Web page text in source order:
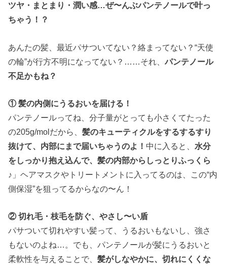
ツヤ・まとまり・潤い感…ぜ〜んぶパンテノールで叶っ
ちゃう！？
あんたの髪、最近パサついてない？絡まってない？“天使
の輪”が行方不明になってない？……それ、パンテノール
不足かもね？
① 髪の内側にうるおいを届ける！
パンテノールってね、分子量がとっても小さくてたった
の205g/molだから、髪のキューティクルをするするすり
抜けて、内部にまで届いちゃうのよ！ 中に入ると、 水分
をしっかり抱え込んで、髪の内部からしっとりふっくら
♪ 」ヘアマスクやトリートメントに入ってるのは、この“内
側保湿”を狙ってるからなの〜ん！
② 切れ毛・枝毛を防ぐ、やさし〜い盾
パサついて切れやすい髪って、うるおいもないし、強さ
もないのよね…。でも、パンテノールが髪にうるおいと
柔軟性を与えることで、髪がしなやかに、切れにくくな